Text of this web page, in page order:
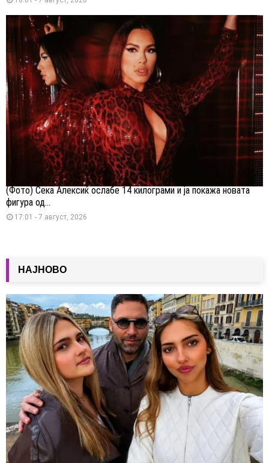
(Фото) Сека Алексиќ ослабе 14 килограми и ја покажа новата
фигура од...
17:01 - 7 август, 2026
НАЈНОВО